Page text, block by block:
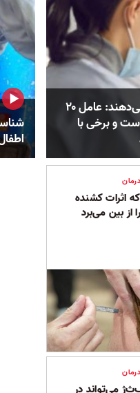
ویروس‌شناسان توضیح می‌دهند: عامل ۲۰
و برخی با
اثرات کشنده
از بین می‌برد